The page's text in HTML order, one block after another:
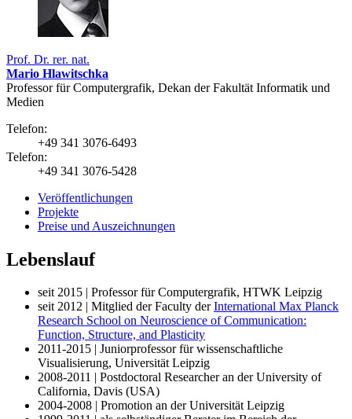
Prof. Dr. rer. nat.
Mario Hlawitschka
Professor für Computergrafik, Dekan der Fakultät Informatik und
Medien
Telefon:
+49 341 3076-6493
Telefon:
+49 341 3076-5428
Veröffentlichungen
Projekte
Preise und Auszeichnungen
Lebenslauf
seit 2015 | Professor für Computergrafik, HTWK Leipzig
seit 2012 | Mitglied der Faculty derInternational Max Planck
Research School on Neuroscience of Communication:
Function, Structure, and Plasticity
2011-2015 | Juniorprofessor für wissenschaftliche
Visualisierung, Universität Leipzig
2008-2011 | Postdoctoral Researcher an der University of
California, Davis (USA)
2004-2008 | Promotion an der Universität Leipzig